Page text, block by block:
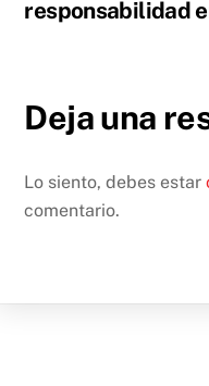
responsabilidad
Deja una
Lo siento, debes estar
comentario.